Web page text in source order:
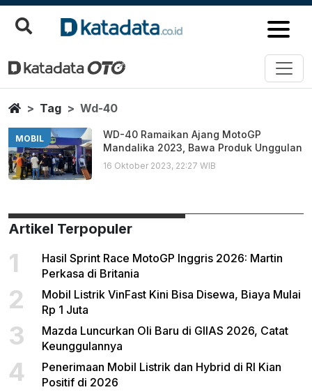
Wd 40
Berita Terbaru
HomeTag Wd-40
MOBIL
WD-40 Ramaikan Ajang MotoGP
Mandalika 2023, Bawa Produk Unggulan
16 Oktober 2023, 22:27 WIB
Artikel Terpopuler
1
Hasil Sprint Race MotoGP Inggris 2026: Martin
Perkasa di Britania
2
Mobil Listrik VinFast Kini Bisa Disewa, Biaya Mulai
Rp 1 Juta
3
Mazda Luncurkan Oli Baru di GIIAS 2026, Catat
Keunggulannya
4
Penerimaan Mobil Listrik dan Hybrid di RI Kian
Positif di 2026